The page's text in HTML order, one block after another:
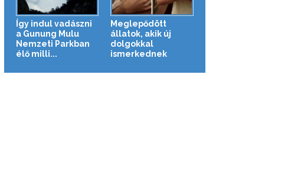
Így indul vadászni
a Gunung Mulu
Nemzeti Parkban
élő milli...
Meglepődött
állatok, akik új
dolgokkal
ismerkednek